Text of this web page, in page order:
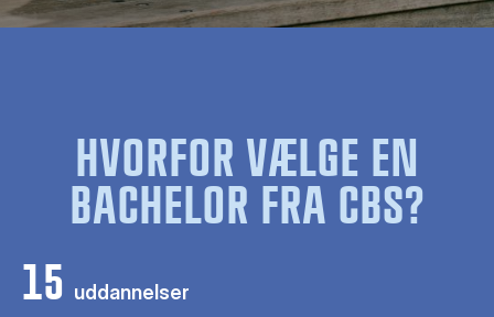
HVORFOR VÆLGE EN
BACHELOR FRA CBS?
15 uddannelser